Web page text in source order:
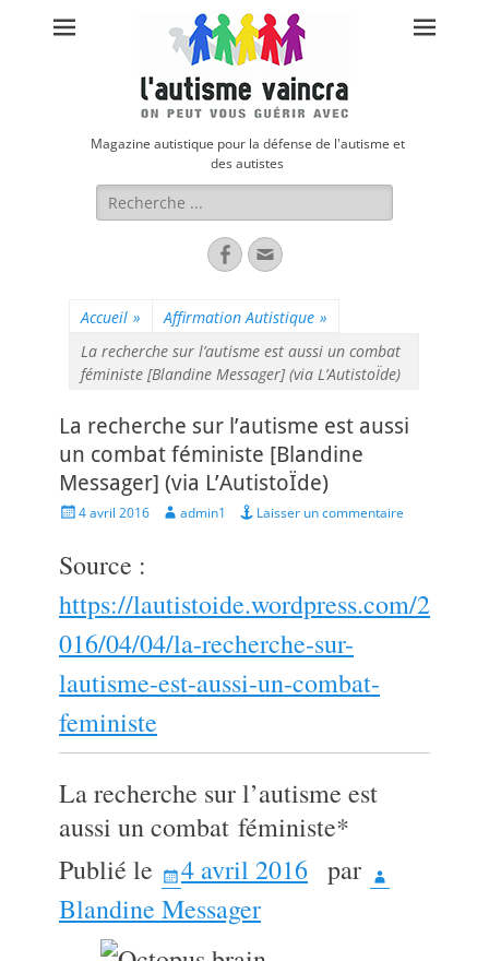
Magazine autistique pour la défense de l'autisme et
des autistes
Rechercher :
FacebookAdresse
de
Accueil » Affirmation Autistique »
La recherche sur l’autisme est aussi un combat
féministe [Blandine Messager] (via L’AutistoÏde)
La recherche sur l’autisme est aussi
un combat féministe [Blandine
Messager] (via L’AutistoÏde)
Posted4 avril 2016 Author
admin1 Laisser un commentaire
Source :
https://lautistoide.wordpress.com/2
016/04/04/la-recherche-sur-
lautisme-est-aussi-un-combat-
feministe
La recherche sur l’autisme est
aussi un combat féministe*
Publié le
4 avril 2016 par
Blandine Messager